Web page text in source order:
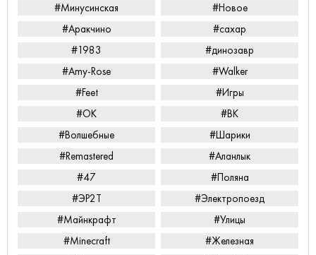
#Минусинская
#Новое
#Аракчино
#сахар
#1983
#динозавр
#Amy-Rose
#Walker
#Feet
#Игры
#ОК
#ВК
#Волшебные
#Шарики
#Remastered
#Аланлык
#47
#Поляна
#ЭР2Т
#Электропоезд
#Майнкрафт
#Улицы
#Minecraft
#Железная